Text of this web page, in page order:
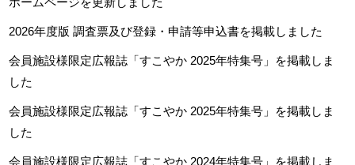
2026年度版 調査票及び登録・申請等申込書を掲載しました
会員施設様限定広報誌「すこやか 2025年特集号」を掲載しま
した
会員施設様限定広報誌「すこやか 2025年特集号」を掲載しま
した
会員施設様限定広報誌「すこやか 2024年特集号」を掲載しま